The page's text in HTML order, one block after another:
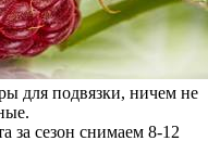
для подвязки, ничем не
за сезон снимаем 8-12